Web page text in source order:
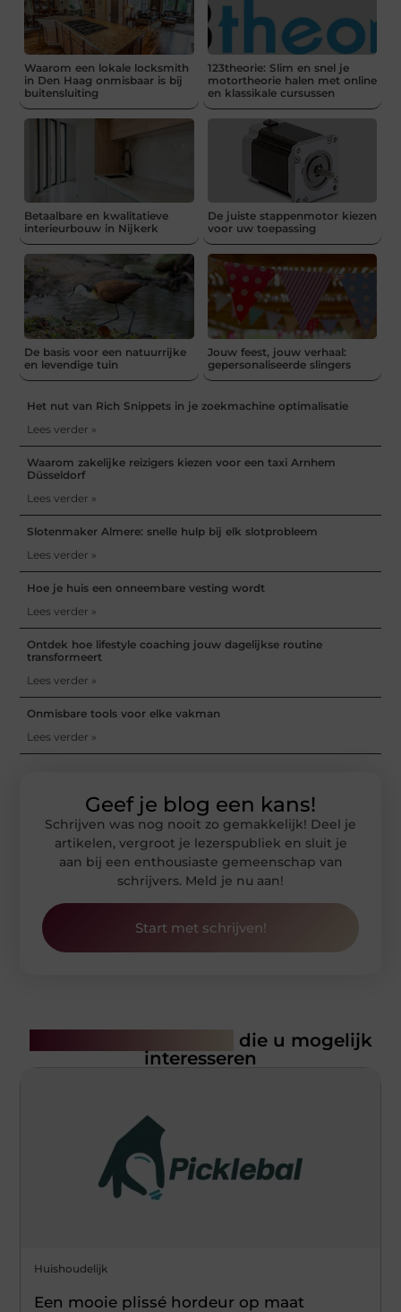
Waarom een lokale locksmith
in Den Haag onmisbaar is bij
buitensluiting
123theorie: Slim en snel je
motortheorie halen met online
en klassikale cursussen
Betaalbare en kwalitatieve
interieurbouw in Nijkerk
De juiste stappenmotor kiezen
voor uw toepassing
De basis voor een natuurrijke
en levendige tuin
Jouw feest, jouw verhaal:
gepersonaliseerde slingers
Het nut van Rich Snippets in je zoekmachine optimalisatie
Lees verder »
Waarom zakelijke reizigers kiezen voor een taxi Arnhem
Düsseldorf
Lees verder »
Slotenmaker Almere: snelle hulp bij elk slotprobleem
Lees verder »
Hoe je huis een onneembare vesting wordt
Lees verder »
Ontdek hoe lifestyle coaching jouw dagelijkse routine
transformeert
Lees verder »
Onmisbare tools voor elke vakman
Lees verder »
Geef je blog een kans!
Schrijven was nog nooit zo gemakkelijk! Deel je
artikelen, vergroot je lezerspubliek en sluit je
aan bij een enthousiaste gemeenschap van
schrijvers. Meld je nu aan!
Start met schrijven!
die u mogelijk
interesseren
Huishoudelijk
Een mooie plissé hordeur op maat